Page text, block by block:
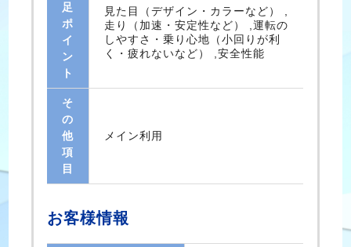
足
ポ
イ
ン
ト
見た目（デザイン・カラーなど） ,
走り（加速・安定性など） ,運転の
しやすさ・乗り心地（小回りが利
く・疲れないなど） ,安全性能
そ
の
他
項
目
メイン利用
お客様情報